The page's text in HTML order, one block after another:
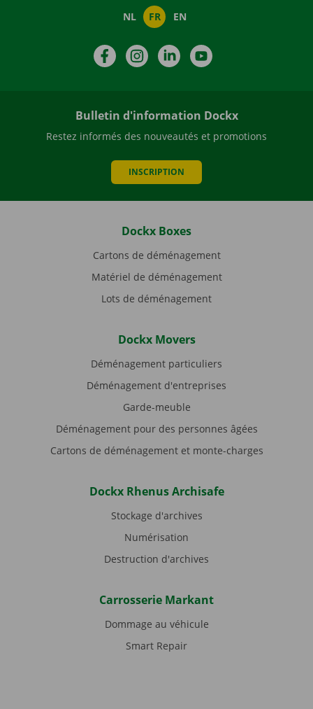
NL FR EN
FacebookInstagramLinkedIn
Bulletin d'information Dockx
Restez informés des nouveautés et promotions
INSCRIPTION
Dockx Boxes
Cartons de déménagement
Matériel de déménagement
Lots de déménagement
Dockx Movers
Déménagement particuliers
Déménagement d'entreprises
Garde-meuble
Déménagement pour des personnes âgées
Cartons de déménagement et monte-charges
Dockx Rhenus Archisafe
Stockage d'archives
Numérisation
Destruction d'archives
Carrosserie Markant
Dommage au véhicule
Smart Repair